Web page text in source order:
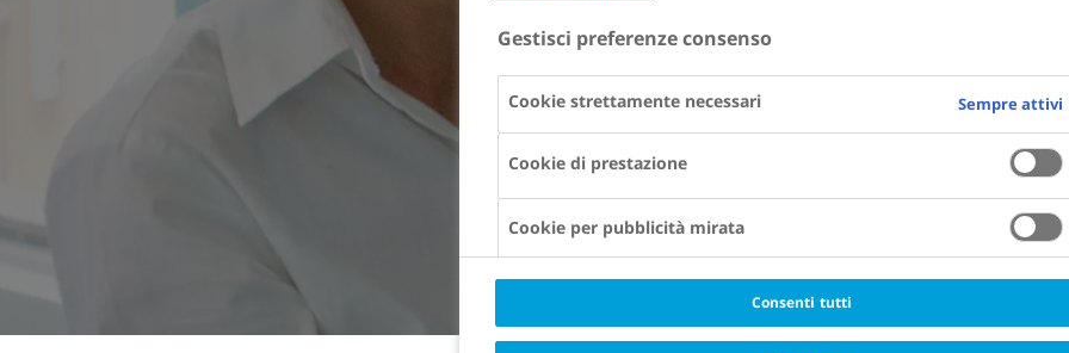
Gestisci preferenze consenso
Cookie strettamente necessari Sempre attivi
Cookie di prestazione
Cookie per pubblicità mirata
Consenti tutti